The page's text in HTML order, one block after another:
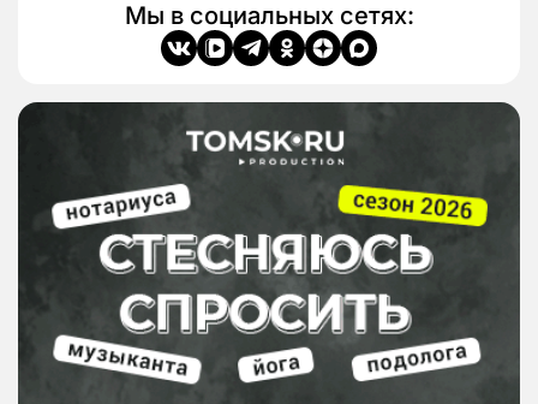
Мы в социальных сетях: